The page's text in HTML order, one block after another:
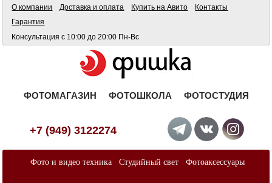
О компании Доставка и оплата Купить на Авито
Контакты
Гарантия
Консультация с 10:00 до 20:00 Пн-Вс
ФОТОМАГАЗИН ФОТОШКОЛА ФОТОСТУДИЯ
+7 (949) 3122274
Фото и видео техника Студийный свет Фотоаксессуары